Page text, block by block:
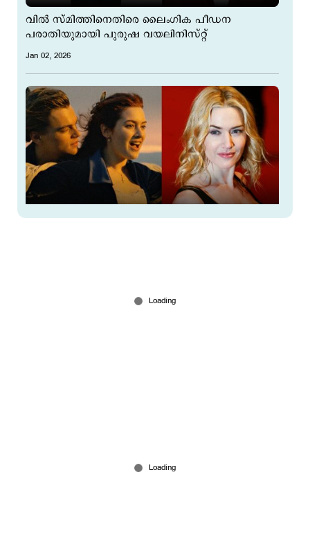
വിൽ സ്മിത്തിനെതിരെ ലൈംഗിക പീഡന
പരാതിയുമായി പുരുഷ വയലിനിസ്റ്റ്
Jan 02, 2026
'ദി വയർ, ഇറ്റ്: ചാപ്റ്റർ ടു' എന്നിവയിലൂടെ